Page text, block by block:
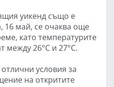
уикенд също е
16 май, се очаква още
като температурите
между 26°C и 27°C.
условия за
на откритите